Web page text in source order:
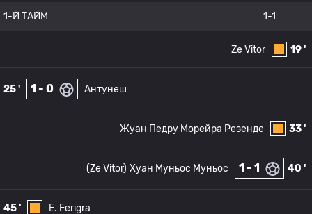
1-Й ТАЙМ 1-1
19 '
Ze Vitor
25 ' 1 - 0 Антунеш
33 '
Жуан Педру Морейра Резенде
40 '
1 - 1
Хуан Муньос Муньос
(Ze Vitor)
45 ' E. Ferigra